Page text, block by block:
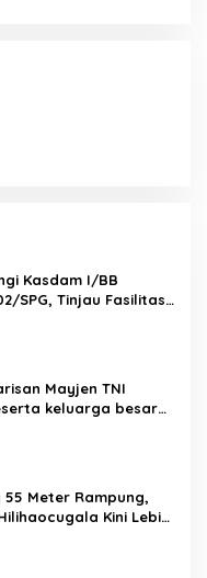
Kasdam I/BB
SPG, Tinjau Fasilitas
Mayjen TNI
keluarga besar
Meter Rampung,
Kini Lebih